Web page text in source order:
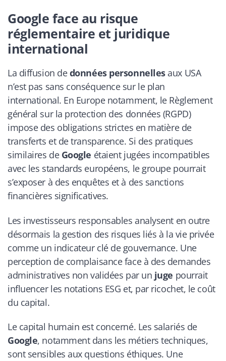
Google face au risque
réglementaire et juridique
international
La diffusion dedonnées personnellesaux USA
n’est pas sans conséquence sur le plan
international. En Europe notamment, le Règlement
général sur la protection des données (RGPD)
impose des obligations strictes en matière de
transferts et de transparence. Si des pratiques
similaires de Google étaient jugées incompatibles
avec les standards européens, le groupe pourrait
s’exposer à des enquêtes et à des sanctions
financières significatives.
Les investisseurs responsables analysent en outre
désormais la gestion des risques liés à la vie privée
comme un indicateur clé de gouvernance. Une
perception de complaisance face à des demandes
administratives non validées par un juge pourrait
influencer les notations ESG et, par ricochet, le coût
du capital.
Le capital humain est concerné. Les salariés de
Google, notamment dans les métiers techniques,
sont sensibles aux questions éthiques. Une